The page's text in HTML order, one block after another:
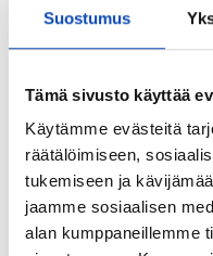
Suostumus
Tämä sivusto käyttää
Käytämme evästeitä
räätälöimiseen,
tukemiseen ja
jaamme sosiaalisen
alan kumppaneillemme
Muut tilat:
Eteinen, "tekninen
Parveke:
Ei
Seinämateriaalien